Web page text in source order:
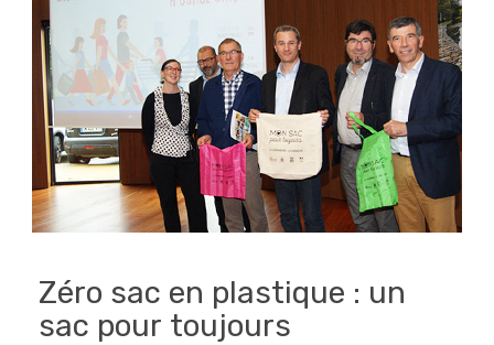
Zéro sac en plastique : un
sac pour toujours